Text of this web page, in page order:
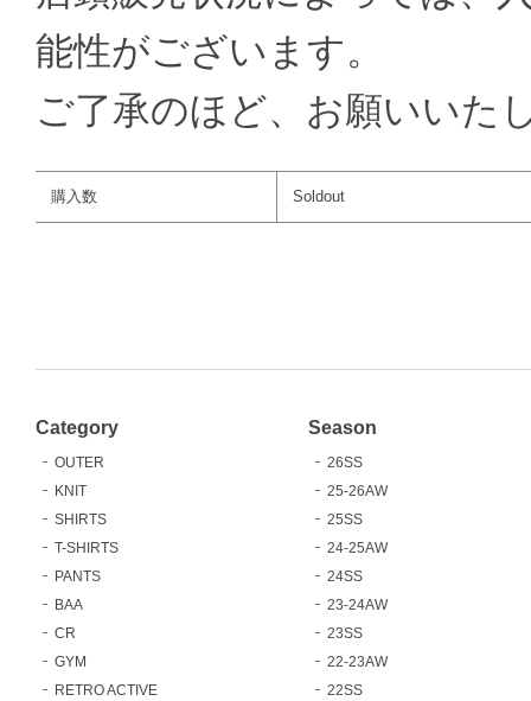
能性がございます。
ご了承のほど、お願いいた
購入数 Soldout
Category
OUTER
KNIT
SHIRTS
T-SHIRTS
PANTS
BAA
CR
GYM
RETRO ACTIVE
Season
26SS
25-26AW
25SS
24-25AW
24SS
23-24AW
23SS
22-23AW
22SS